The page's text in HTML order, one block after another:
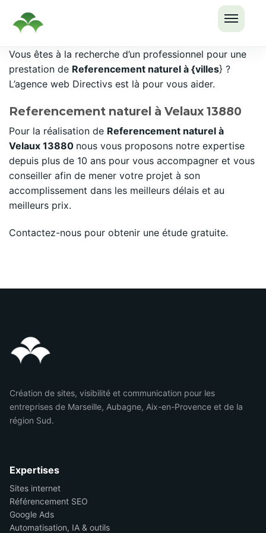
LE
Passer
au
contenu
Vous êtes à la recherche d’un professionnel pour une
prestation de Referencement naturel à {villes} ?
L’agence web Directivs est là pour vous aider.
Referencement naturel à Velaux 13880
Pour la réalisation de Referencement naturel à
Velaux 13880 nous vous proposons notre expertise
depuis plus de 10 ans pour vous accompagner et vous
conseiller afin de mener votre projet à son
accomplissement dans les meilleurs délais et au
meilleurs prix.
Contactez-nous pour obtenir une étude gratuite.
Création de sites, visibilité et communication pour les
entreprises de Marseille, Aubagne, Aix-en-Provence et de la
région Sud.
Expertises
Sites internet
Référencement SEO
Google Ads
Automatisation, IA & outils